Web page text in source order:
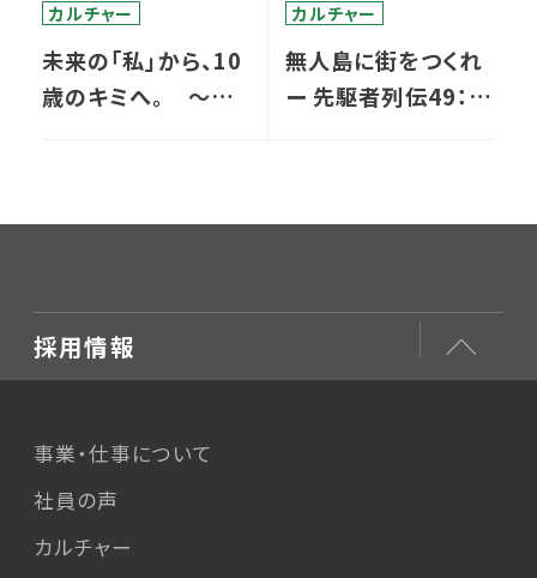
カルチャー
未来の「私」から、10
歳のキミへ。 〜メ
カルチャー
無人島に街をつくれ
ー 先駆者列伝49：こ
採用情報
事業・仕事について
社員の声
カルチャー